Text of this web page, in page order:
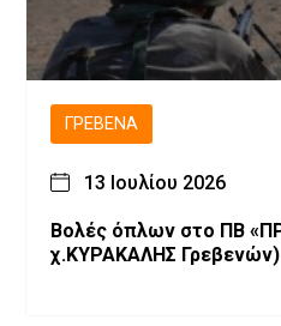
ΓΡΕΒΕΝΆ
13 Ιουλίου 2026
Βολές όπλων στο ΠΒ «ΠΡΟΣΗΛΙΟΥ» (Περιοχή
χ.ΚΥΡΑΚΑΛΗΣ Γρεβενών)